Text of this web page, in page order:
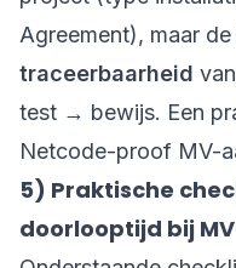
Agreement), maar
traceerbaarheid
test → bewijs. Een
Netcode-proof MV-
5) Praktische
doorlooptijd bij